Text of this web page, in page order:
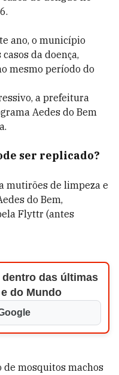
ano, o município
da doença,
mesmo período do
a prefeitura
Aedes do Bem
ser replicado?
mutirões de limpeza e
do Bem,
Flyttr (antes
dentro das últimas
do Mundo
de mosquitos machos